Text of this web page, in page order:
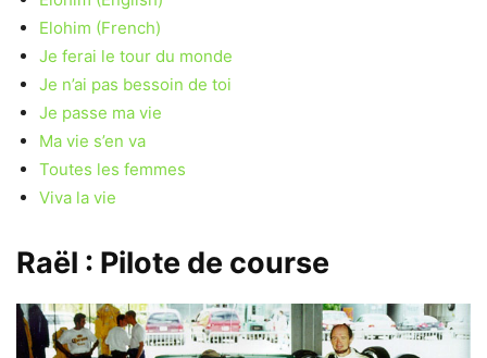
Elohim (French)
Je ferai le tour du monde
Je n’ai pas bessoin de toi
Je passe ma vie
Ma vie s’en va
Toutes les femmes
Viva la vie
Raël : Pilote de course